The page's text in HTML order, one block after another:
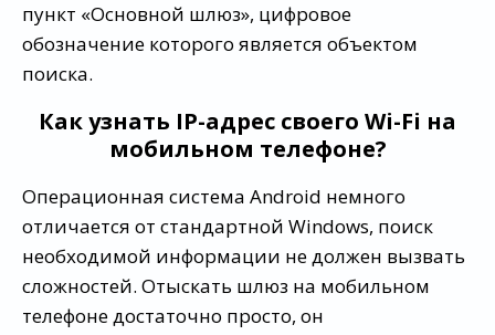
пункт «Основной шлюз», цифровое
обозначение которого является объектом
поиска.
Как узнать IP-адрес своего Wi-Fi на
мобильном телефоне?
Операционная система Android немного
отличается от стандартной Windows, поиск
необходимой информации не должен вызвать
сложностей. Отыскать шлюз на мобильном
телефоне достаточно просто, он